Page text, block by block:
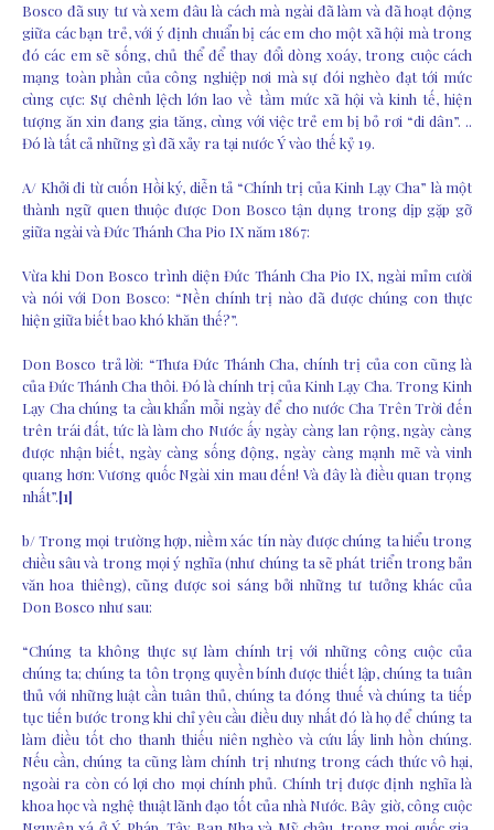
Bosco đã suy tư và xem đâu là cách mà ngài đã làm và đã hoạt động
giữa các bạn trẻ, với ý định chuẩn bị các em cho một xã hội mà trong
đó các em sẽ sống, chủ thể để thay đổi dòng xoáy, trong cuộc cách
mạng toàn phần của công nghiệp nơi mà sự đói nghèo đạt tới mức
cùng cực: Sự chênh lệch lớn lao về tầm mức xã hội và kinh tế, hiện
tượng ăn xin đang gia tăng, cùng với việc trẻ em bị bỏ rơi “di dân”. ..
Đó là tất cả những gì đã xảy ra tại nước Ý vào thế kỷ 19.
A/ Khởi đi từ cuốn Hồi ký, diễn tả “Chính trị của Kinh Lạy Cha” là một
thành ngữ quen thuộc được Don Bosco tận dụng trong dịp gặp gỡ
giữa ngài và Đức Thánh Cha Pio IX năm 1867:
Vừa khi Don Bosco trình diện Đức Thánh Cha Pio IX, ngài mỉm cười
và nói với Don Bosco: “Nền chính trị nào đã được chúng con thực
hiện giữa biết bao khó khăn thế?”.
Don Bosco trả lời: “Thưa Đức Thánh Cha, chính trị của con cũng là
của Đức Thánh Cha thôi. Đó là chính trị của Kinh Lạy Cha. Trong Kinh
Lạy Cha chúng ta cầu khẩn mỗi ngày để cho nước Cha Trên Trời đến
trên trái đất, tức là làm cho Nước ấy ngày càng lan rộng, ngày càng
được nhận biết, ngày càng sống động, ngày càng mạnh mẽ và vinh
quang hơn: Vương quốc Ngài xin mau đến! Và đây là điều quan trọng
nhất”.[1]
b/ Trong mọi trường hợp, niềm xác tín này được chúng ta hiểu trong
chiều sâu và trong mọi ý nghĩa (như chúng ta sẽ phát triển trong bản
văn hoa thiêng), cũng được soi sáng bởi những tư tưởng khác của
Don Bosco như sau:
“Chúng ta không thực sự làm chính trị với những công cuộc của
chúng ta; chúng ta tôn trọng quyền bính được thiết lập, chúng ta tuân
thủ với những luật cần tuân thủ, chúng ta đóng thuế và chúng ta tiếp
tục tiến bước trong khi chỉ yêu cầu điều duy nhất đó là họ để chúng ta
làm điều tốt cho thanh thiếu niên nghèo và cứu lấy linh hồn chúng.
Nếu cần, chúng ta cũng làm chính trị nhưng trong cách thức vô hại,
ngoài ra còn có lợi cho mọi chính phủ. Chính trị được định nghĩa là
khoa học và nghệ thuật lãnh đạo tốt của nhà Nước. Bây giờ, công cuộc